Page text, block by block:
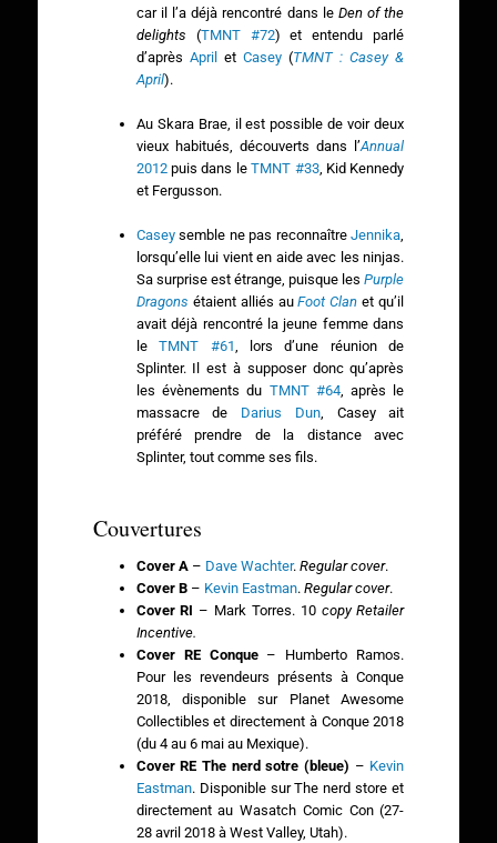
car il l’a déjà rencontré dans le Den of the
delights (TMNT #72) et entendu parlé
d’après Aprilet Casey(TMNT : Casey &
April).
Au Skara Brae, il est possible de voir deux
vieux habitués, découverts dans l’Annual
2012puis dans leTMNT #33, Kid Kennedy
et Fergusson.
Caseysemble ne pas reconnaîtreJennika
lorsqu’elle lui vient en aide avec les ninjas.
Sa surprise est étrange, puisque lesPurple
Dragons étaient alliés auFoot Clan et qu’il
avait déjà rencontré la jeune femme dans
leTMNT #61
, lors d’une réunion de
Splinter. Il est à supposer donc qu’après
les évènements du TMNT #64, après le
massacre de Darius Dun, Casey ait
préféré prendre de la distance avec
Splinter, tout comme ses fils.
Couvertures
Cover A– Dave Wachter. Regular cover.
Cover B– Kevin Eastman. Regular cover.
Cover RI – Mark Torres. 10 copy Retailer
Incentive.
Cover RE Conque– Humberto Ramos.
Pour les revendeurs présents à Conque
2018, disponible sur Planet Awesome
Collectibles et directement à Conque 2018
(du 4 au 6 mai au Mexique).
Cover RE The nerd sotre (bleue) – Kevin
Eastman. Disponible sur The nerd store et
directement au Wasatch Comic Con (27-
28 avril 2018 à West Valley, Utah).